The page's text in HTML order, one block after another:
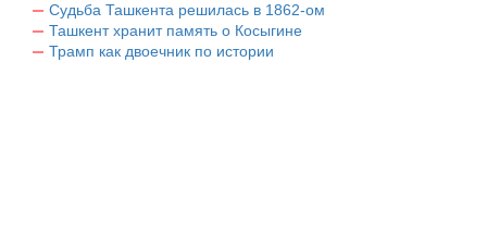
Судьба Ташкента решилась в 1862-ом
Ташкент хранит память о Косыгине
Трамп как двоечник по истории